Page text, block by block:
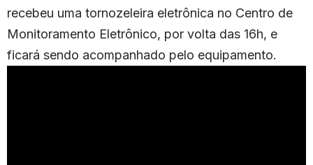
recebeu uma tornozeleira eletrônica no Centro de
Monitoramento Eletrônico, por volta das 16h, e
ficará sendo acompanhado pelo equipamento.